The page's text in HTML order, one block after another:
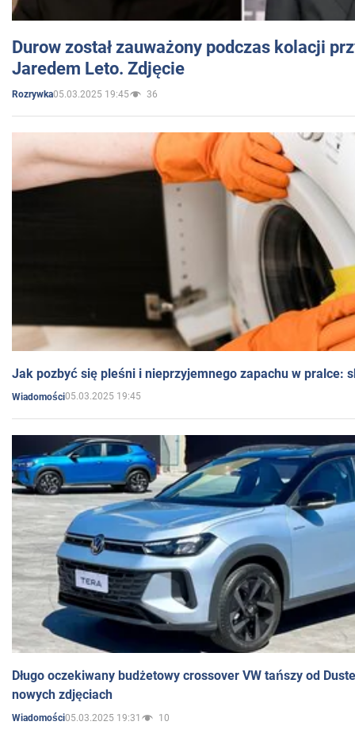
Durow został zauważony podczas kolacji
Jaredem Leto. Zdjęcie
Rozrywka05.03.2025 19:45 36
Jak pozbyć się pleśni i nieprzyjemnego zapachu w pralce:
Wiadomości05.03.2025 19:45
Długo oczekiwany budżetowy crossover VW tańszy od
nowych zdjęciach
Wiadomości05.03.2025 19:31 10